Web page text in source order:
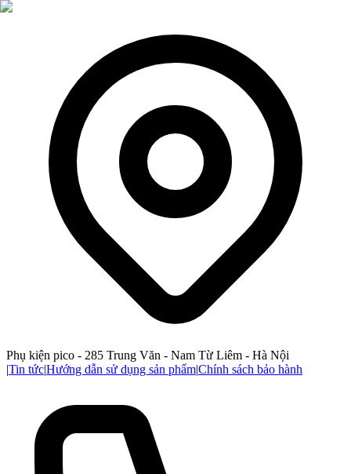
Phụ kiện pico - 285 Trung Văn - Nam Từ Liêm - Hà Nội
|Tin tức|Hướng dẫn sử dụng sản phẩm|Chính sách bảo hành